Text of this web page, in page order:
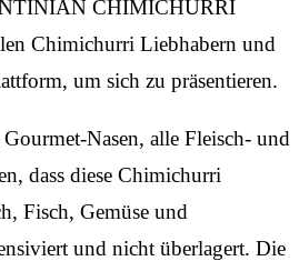
CHIMICHURRI
Chimichurri Liebhabern und
um sich zu präsentieren.
Nasen, alle Fleisch- und
dass diese Chimichurri
Fisch, Gemüse und
und nicht überlagert. Die